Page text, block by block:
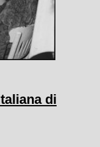
di